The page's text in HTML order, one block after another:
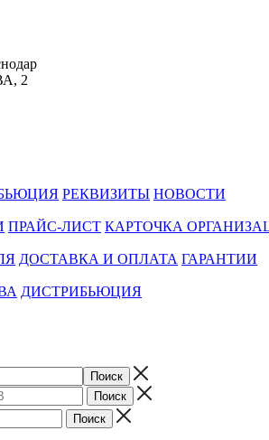
2
РЕКВИЗИТЫ НОВОСТИ
ПРАЙС-ЛИСТ КАРТОЧКА
ДОСТАВКА И ОПЛАТА ГАРАНТИИ
ДИСТРИБЬЮЦИЯ